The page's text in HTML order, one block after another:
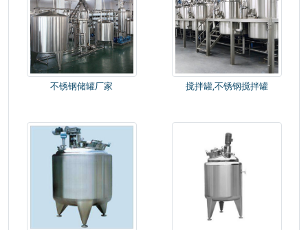
不锈钢储罐厂家 搅拌罐,不锈钢搅拌罐
青岛福生胶原蛋白浓缩系统 河
北兴隆希力药业有限公司制药浓缩系统
三浦百草中药提取浓缩系统 诚煜农业鱼皮蛋白酶解系统